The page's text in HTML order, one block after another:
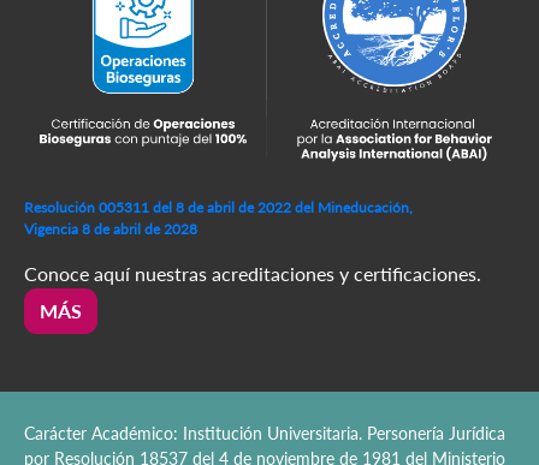
Resolución 005311 del 8 de abril de 2022 del Mineducación,
Vigencia 8 de abril de 2028
Conoce aquí nuestras acreditaciones y certificaciones.
MÁS
Carácter Académico: Institución Universitaria. Personería Jurídica
por Resolución 18537 del 4 de noviembre de 1981 del Ministerio